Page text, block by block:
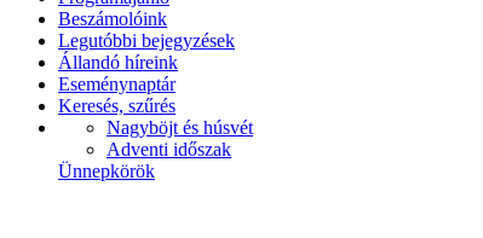
Beszámolóink
Legutóbbi bejegyzések
Állandó híreink
Eseménynaptár
Keresés, szűrés
Nagyböjt és húsvét
Adventi időszak
Ünnepkörök